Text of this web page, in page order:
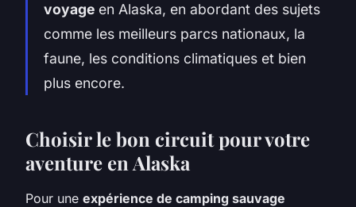
voyage en Alaska, en abordant des sujets
comme les meilleurs parcs nationaux, la
faune, les conditions climatiques et bien
plus encore.
Choisir le bon circuit pour votre
aventure en Alaska
Pour une expérience de camping sauvage